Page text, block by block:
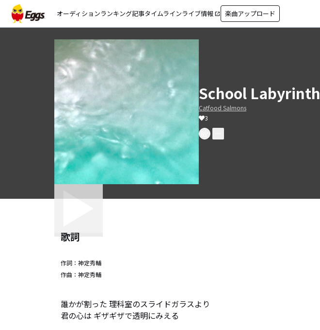
オーディションランキング記事タイムラインライブ情報 open_in_new 楽曲アップロード
School Labyrinth
Catfood Salmons
3
歌詞
作詞： 神定秀輔
作曲： 神定秀輔
誰かが割った 理科室のスライドガラスより
君の心は ギザギザで透明にみえる